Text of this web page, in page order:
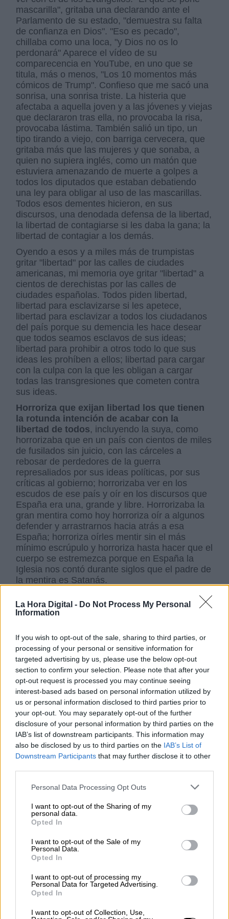
La Hora Digital - Do Not Process My Personal
Information
If you wish to opt-out of the sale, sharing to third parties, or
processing of your personal or sensitive information for
targeted advertising by us, please use the below opt-out
section to confirm your selection. Please note that after your
opt-out request is processed you may continue seeing
interest-based ads based on personal information utilized by
us or personal information disclosed to third parties prior to
your opt-out. You may separately opt-out of the further
disclosure of your personal information by third parties on the
IAB’s list of downstream participants. This information may
also be disclosed by us to third parties on the IAB’s List of
Downstream Participants that may further disclose it to other
Personal Data Processing Opt Outs
I want to opt-out of the Sharing of my
personal data.
Opted In
I want to opt-out of the Sale of my
Personal Data.
Opted In
I want to opt-out of processing my
Personal Data for Targeted Advertising.
Opted In
I want to opt-out of Collection, Use,
mascarilla", gritaba una declarando ante el
Parlamento de su estado, "demuestra su falta
de confianza en Dios". "Eso es pecado",
chillaba como una loca, "y Dios no os lo
perdonará" Aparece el vídeo de su
comparecencia en YouTube, en uno que se
titula, más o menos, "Los 10 momentos más
cómicos de Trump". Confieso que me sacó una
sonrisa, una sonrisa triste. La histeria que
afectaba a aquella joven y a las jóvenes y viejas
que declararon tras ella, no provocaba la risa,
provocaba lástima. También salió un tipo, un
tipo tirando a viejo, con barriga cervecera, que
gritaba más que las mujeres y que sonaba, a
quien no supiera inglés, como un matón que
estuviera amenazando de muerte a golpes a
todos los diputados que estaban debatiendo
una ley para obligar al uso de las mascarillas.
Todos esos dementes hicieron, en sus
discursos, una denodada defensa de la libertad,
la libertad de contagiarse si les daba la gana; la
libertad de contagiar a los demás.
Oyendo a esos y a miles más de trumpistas
gritar "libertad" por las calles de ciudades
americanas, mi memoria oye gritar "libertad" a
cientos de derechistas por las calles de
ciudades españolas. Todos piden libertad,
libertad para esclavizarse si les apetece,
libertad para esclavizar a todos los ciudadanos
del país porque su demencia les hace desear
que todos seamos esclavos de sus ideas;
libertad para prohibir a otros todo lo que sus
ideas les prohíben a ellos; libertad para cargar
con la culpa con la que les obligan a cargar
todas las transgresiones que cometen contra
sus ideas.
Horroriza que exijan libertad los que tienen
la rotunda intención de acabar con la
libertad de todos, incluyendo la suya, como
horrorizaba que en un país con cientos de miles
de fusilados sin juicio, con las cárceles a
rebosar de perdedores de la guerra
represaliados por sus ideas políticas, por sus
críticas al gobierno; horrorizaba ver en los
escudos de ese país y oír en los discursos que
España era una, grande y libre. Horrorizaba la
gran mentira como hoy horroriza oír a algunos
defender y arrastrarnos hacia atrás a esa
España; horroriza oírles mentir sin el más
mínimo escrúpulo y horroriza hasta hacer que el
cuerpo se estremezca porque en España la
Iglesia nos contó durante siglos que el padre de
la mentira es Satanás.
En medio de otra guerra
absurda y vulgar
Por María Mir-Rocafort
miércoles, 9 de diciembre de 2020
¿Quién, qué es el diputado que sube a la
tribuna del Congreso y acusa al gobierno de
querer implantar en España una dictadura
comunista, de ignorar la pandemia, de cogerse
tres meses de vacaciones mientras los
españoles sufren y mueren? ¿Quién, qué es el
que nos dice desde esa tribuna que la ley de
eutanasia incita a la muerte y no ofrece
garantías, permitiendo que se pueda matar
impunemente a enfermos y viejos? ¿Quién, qué
ladrones y violadores? ¿Quién, qué es, el
diputado que acusa de violadoras a trece
¿Quién, qué es el que defiende los crímenes de